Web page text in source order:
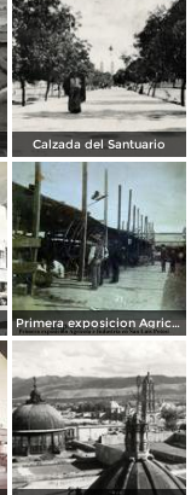
Calzada del Santuario
Primera exposicion Agricola e Industria en San Luis Potosi 15 de Septiembrede1906